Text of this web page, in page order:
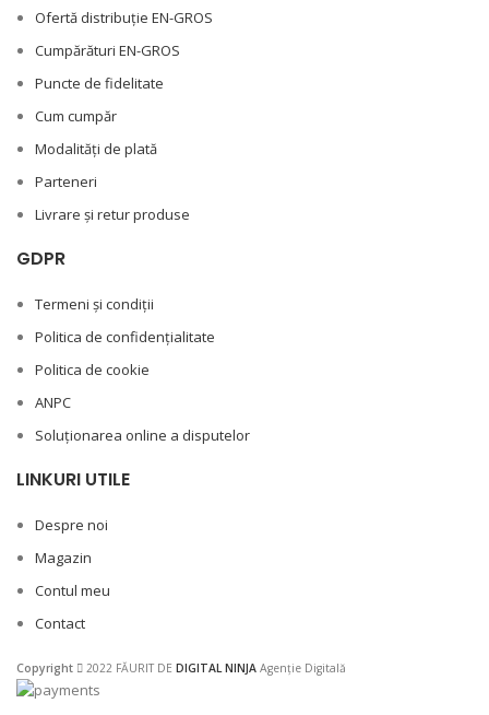
Ofertă distribuție EN-GROS
Cumpărături EN-GROS
Puncte de fidelitate
Cum cumpăr
Modalități de plată
Parteneri
Livrare și retur produse
GDPR
Termeni și condiții
Politica de confidențialitate
Politica de cookie
ANPC
Soluționarea online a disputelor
LINKURI UTILE
Despre noi
Magazin
Contul meu
Contact
Copyright 2022 FĂURIT DE DIGITAL NINJA Agenție Digitală